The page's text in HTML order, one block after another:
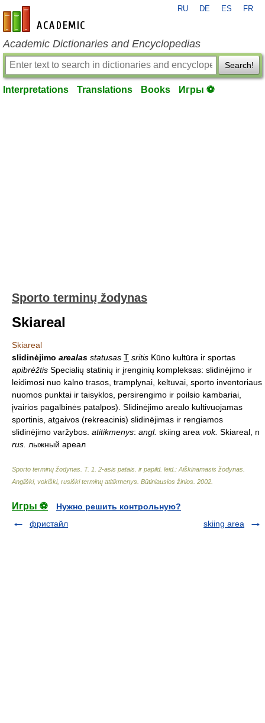
en-academic.com
RU DE ES FR
Academic Dictionaries and Encyclopedias
Search!
Interpretations Translations Books Игры ⚽
Sporto terminų žodynas
Skiareal
Skiareal
slidinėjimo arealas statusas T sritis Kūno kultūra ir sportas
apibrėžtis Specialių statinių ir įrenginių kompleksas: slidinėjimo ir
leidimosi nuo kalno trasos, tramplynai, keltuvai, sporto inventoriaus
nuomos punktai ir taisyklos, persirengimo ir poilsio kambariai,
įvairios pagalbinės patalpos). Slidinėjimo arealo kultivuojamas
sportinis, atgaivos (rekreacinis) slidinėjimas ir rengiamos
slidinėjimo varžybos. atitikmenys: angl. skiing area vok. Skiareal, n
rus. лыжный ареал
Sporto terminų žodynas. T. 1. 2-asis patais. ir papild. leid.: Aiškinamasis žodynas.
Angliški, vokiški, rusiški terminų atitikmenys. Būtiniausios žinios 2002
Игры ⚽
Нужно решить контрольную?
фристайл
skiing area